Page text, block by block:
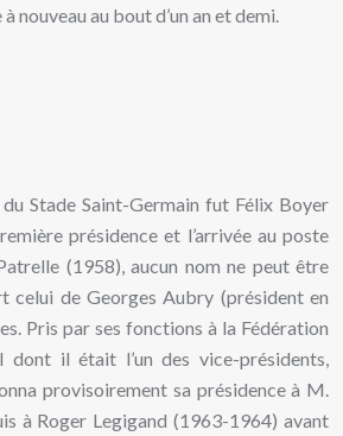
nouveau au bout d’un an et demi.
Stade Saint-Germain fut Félix Boyer
présidence et l’arrivée au poste
(1958), aucun nom ne peut être
celui de Georges Aubry (président en
Pris par ses fonctions à la Fédération
dont il était l’un des vice-présidents,
provisoirement sa présidence à M.
à Roger Legigand (1963-1964) avant